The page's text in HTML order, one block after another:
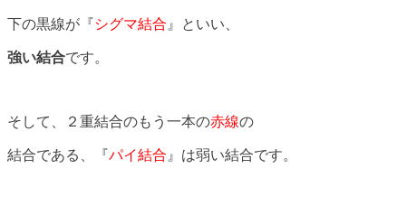
下の黒線が『シグマ結合』といい、
強い結合です。
そして、２重結合のもう一本の赤線の
結合である、『パイ結合』は弱い結合です。